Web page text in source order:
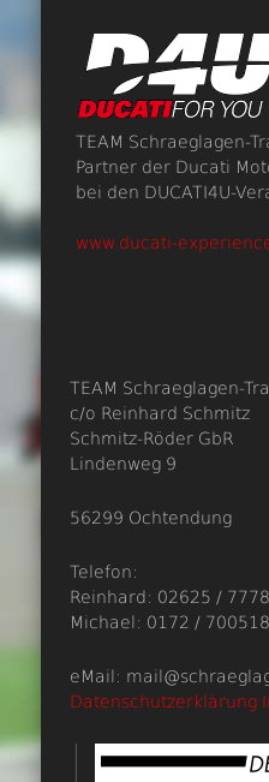
TEAM Schraeglagen-
Partner der Ducati
bei den DUCATI4U-
www.ducati-
TEAM Schraeglagen-
c/o Reinhard Schmitz
Schmitz-Röder GbR
Lindenweg 9
56299 Ochtendung
Telefon:
Reinhard: 02625 /
Michael: 0172 /
eMail:
Datenschutzerklärung